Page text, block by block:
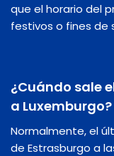
que el horario del
festivos o fines de
¿Cuándo sale
a Luxemburgo?
Normalmente, el
de Estrasburgo a